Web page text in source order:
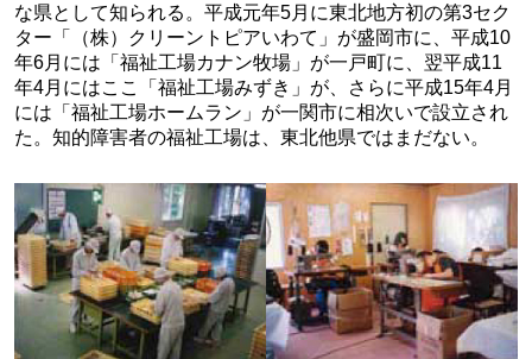
な県として知られる。平成元年5月に東北地方初の第3セク
ター「（株）クリーントピアいわて」が盛岡市に、平成10
年6月には「福祉工場カナン牧場」が一戸町に、翌平成11
年4月にはここ「福祉工場みずき」が、さらに平成15年4月
には「福祉工場ホームラン」が一関市に相次いで設立され
た。知的障害者の福祉工場は、東北他県ではまだない。